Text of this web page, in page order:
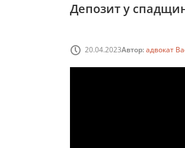
Депозит у
20.04.2023Автор:адвокат